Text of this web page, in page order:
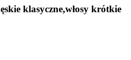
klasyczne,włosy krótkie